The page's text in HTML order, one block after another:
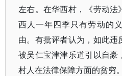
左右。在华西村，《劳动
西人一年四季只有劳动的
由。有批评者认为，如此违
被吴仁宝津津乐道引以自
村人在法律保障方面的贫穷。